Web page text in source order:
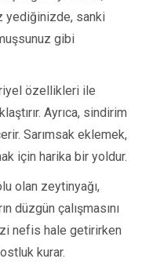
yediğinizde, sanki
gibi
özellikleri ile
Ayrıca, sindirim
Sarımsak eklemek,
için harika bir yoldur.
olan zeytinyağı,
düzgün çalışmasını
nefis hale getirirken
kurar.